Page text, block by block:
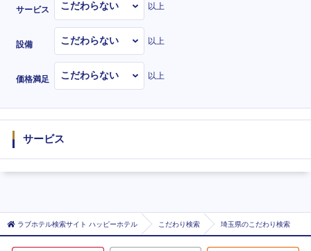
サービス 以上
設備 以上
価格満足 以上
サービス
ラブホテル検索サイト ハッピーホテル こだわり検索 埼玉県のこだわり検索